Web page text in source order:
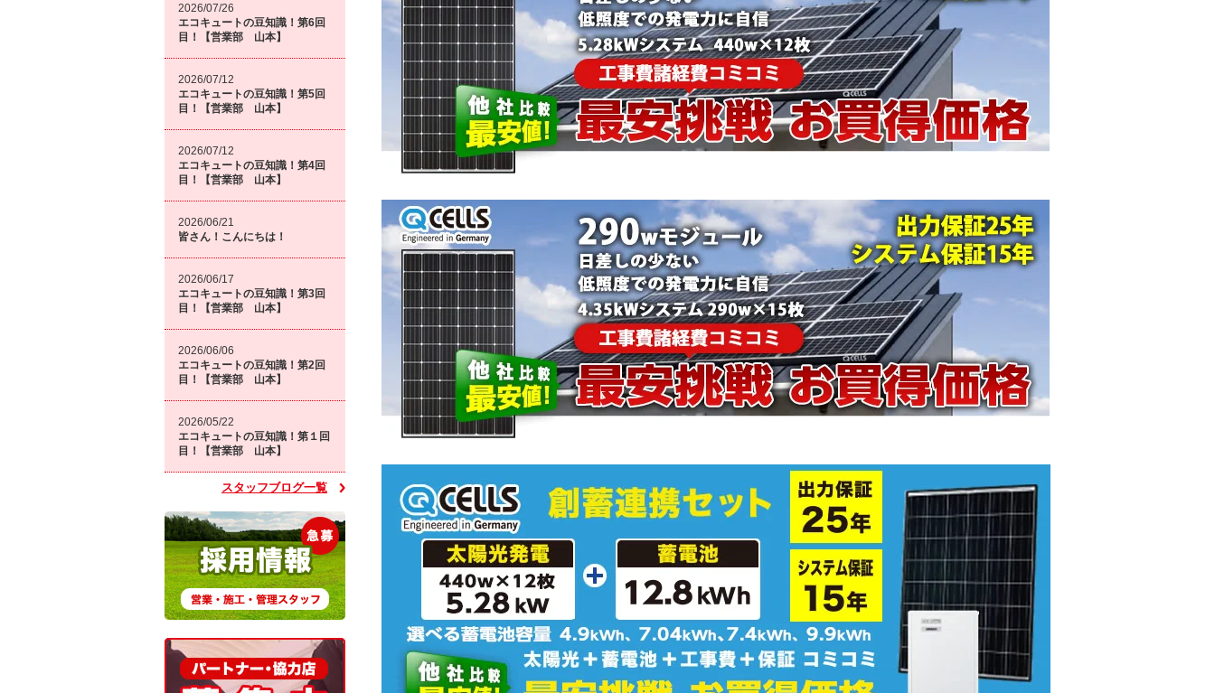
2026/07/26
エコキュートの豆知識！第6回
目！【営業部 山本】
2026/07/12
エコキュートの豆知識！第5回
目！【営業部 山本】
2026/07/12
エコキュートの豆知識！第4回
目！【営業部 山本】
2026/06/21
皆さん！こんにちは！
2026/06/17
エコキュートの豆知識！第3回
目！【営業部 山本】
2026/06/06
エコキュートの豆知識！第2回
目！【営業部 山本】
2026/05/22
エコキュートの豆知識！第１回
目！【営業部 山本】
スタッフブログ一覧